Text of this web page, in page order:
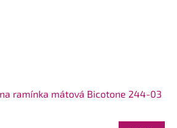
ramínka mátová Bicotone 244-03